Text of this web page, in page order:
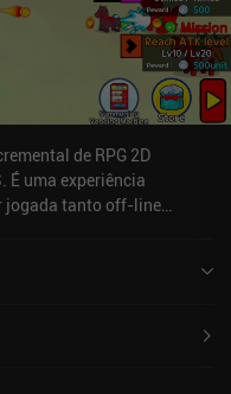
de RPG 2D
É uma experiência
jogada tanto off-line
iOS App Store.